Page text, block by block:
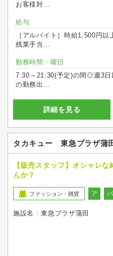
お客様対...
給与
［アルバイト］時給1,500円
残業手当...
勤務時間・曜日
7:30～21:30(予定)の間◎週3
の勤務出...
詳細を見る
タカキュー 東急プラザ蒲
【販売スタッフ】オシャレ
んか？
ファッション・雑貨 ア パ
施設名 : 東急プラザ蒲田